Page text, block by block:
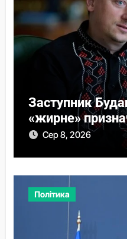
Заступник
«жирне»
Сер 8, 2026
Політика